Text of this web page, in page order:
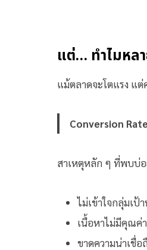
แต่… ทำไมหล
แม้ตลาดจะโตแรง แ
Conversion
สาเหตุหลัก ๆ ที่พบบ่
ไม่เข้าใจกลุ่มเป้
เนื้อหาไม่มีคุณค่
ขาดความน่าเชื่อ